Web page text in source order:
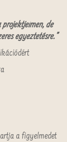
de
egyeztetésre."
a figyelmedet